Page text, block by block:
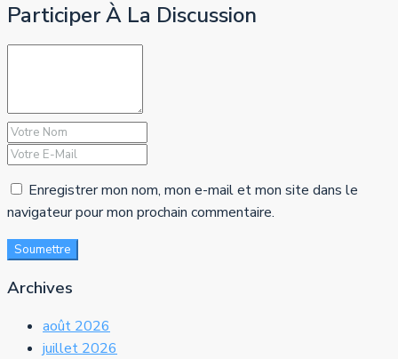
Participer À La Discussion
Enregistrer mon nom, mon e-mail et mon site dans le
navigateur pour mon prochain commentaire.
Soumettre
Archives
août 2026
juillet 2026